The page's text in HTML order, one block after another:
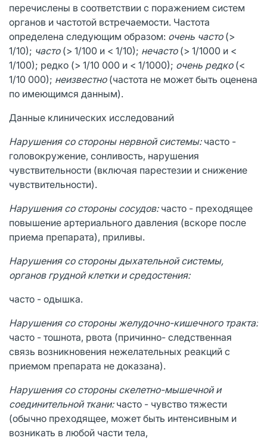
перечислены в соответствии с поражением систем
органов и частотой встречаемости. Частота
определена следующим образом: очень часто (>
1/10); часто (> 1/100 и < 1/10); нечасто (> 1/1000 и <
1/100); редко (> 1/10 000 и < 1/1000); очень редко (<
1/10 000); неизвестно (частота не может быть оценена
по имеющимся данным).
Данные клинических исследований
Нарушения со стороны нервной системы: часто -
головокружение, сонливость, нарушения
чувствительности (включая парестезии и снижение
чувствительности).
Нарушения со стороны сосудов: часто - преходящее
повышение артериального давления (вскоре после
приема препарата), приливы.
Нарушения со стороны дыхательной системы,
органов грудной клетки и средостения:
часто - одышка.
Нарушения со стороны желудочно-кишечного тракта:
часто - тошнота, рвота (причинно- следственная
связь возникновения нежелательных реакций с
приемом препарата не доказана).
Нарушения со стороны скелетно-мышечной и
соединительной ткани: часто - чувство тяжести
(обычно преходящее, может быть интенсивным и
возникать в любой части тела,